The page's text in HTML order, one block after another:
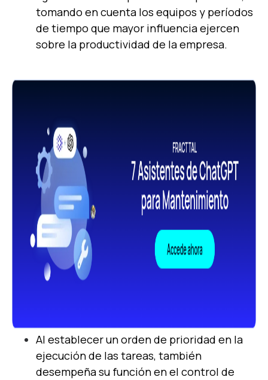
tomando en cuenta los equipos y períodos
de tiempo que mayor influencia ejercen
sobre la productividad de la empresa.
Al establecer un orden de prioridad en la
ejecución de las tareas, también
desempeña su función en el control de